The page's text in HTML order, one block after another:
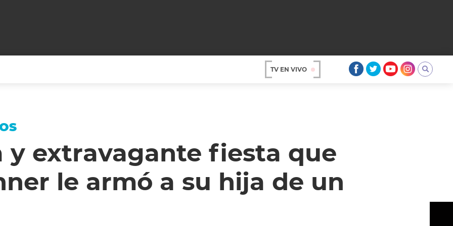
ARGENTINA ENTROMETIDOS EN LA TELE
ENTRE NOS
MODO FONTEVECCHIA
FIESTAS ARGENTINAS
FULL FACE TV
TV EN VIVO
y extravagante fiesta que
le armó a su hija de un